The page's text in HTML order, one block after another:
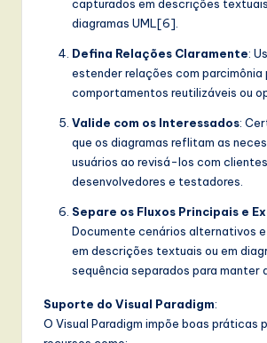
capturados em descrições
diagramas UML[6].
Defina Relações Claramente:
estenderrelações com parcimônia
comportamentos reutilizáveis ou
Valide com os Interessados:
que os diagramas reflitam as
usuários ao revisá-los com clientes,
desenvolvedores e testadores.
Separe os Fluxos Principais e
Documente cenários alternativos
em descrições textuais ou em
sequência separados para manter
Suporte do Visual Paradigm:
O Visual Paradigm impõe boas práticas